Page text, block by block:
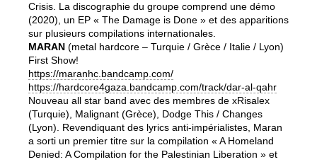
Crisis. La discographie du groupe comprend une démo
(2020), un EP « The Damage is Done » et des apparitions
sur plusieurs compilations internationales.
MARAN (metal hardcore – Turquie / Grèce / Italie / Lyon)
First Show!
https://maranhc.bandcamp.com/
https://hardcore4gaza.bandcamp.com/track/dar-al-qahr
Nouveau all star band avec des membres de xRisalex
(Turquie), Malignant (Grèce), Dodge This / Changes
(Lyon). Revendiquant des lyrics anti-impérialistes, Maran
a sorti un premier titre sur la compilation « A Homeland
Denied: A Compilation for the Palestinian Liberation » et